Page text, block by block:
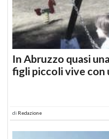
In Abruzzo quasi
figli piccoli vive con
di Redazione